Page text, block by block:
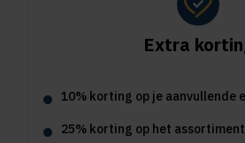
Extra
10% korting op je aanvullende
25% korting op het